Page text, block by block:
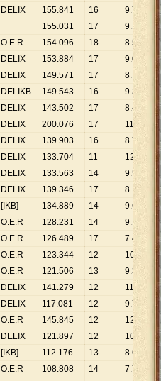
DELIX 155.841 16 9.740
155.031 17 9. 119
O.E.R 154.096 18 8.561
DELIX 153.884 17 9.052
DELIX 149.571 17 8.798
DELIKB 149.543 16 9.346
DELIX 143.502 17 8.441
DELIX 200.076 17 11
DELIX 139.903 16 8.744
DELIX 133.704 11 12.155
DELIX 133.563 14 9.540
DELIX 139.346 17 8. 197
[IKB] 134.889 14 9.635
O.E.R 128.231 14 9.159
O.E.R 126.489 17 7.441
O.E.R 123.344 12 10 .279
O.E.R 121.506 13 9.347
DELIX 141.279 12 11
DELIX 117.081 12 9.757
O.E.R 145.845 12 12
154
DELIX 121.897 12 10
[IKB] 112.176 13 8.629
O.E.R 108.808 14 7.772